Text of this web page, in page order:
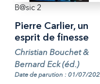
B@sic 2
Pierre Carlier, un
esprit de finesse
Christian Bouchet &
Bernard Eck (éd.)
Date de parution : 01/07/